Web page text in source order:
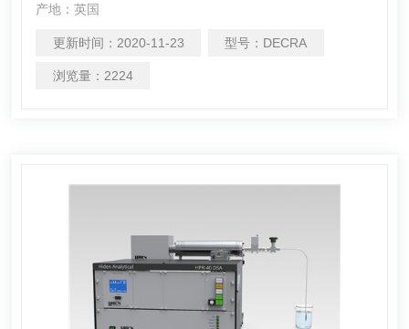
产地：英国
更新时间： 2020-11-23 型号： DECRA
浏览量： 2224